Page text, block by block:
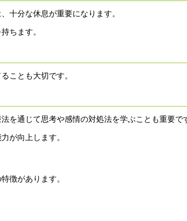
十分な休息が重要になります。
ちます。
ことも大切です。
を通じて思考や感情の対処法を学ぶことも重要で
が向上します。
徴があります。